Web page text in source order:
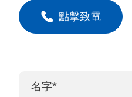
點擊致電